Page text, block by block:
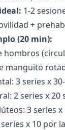
1-2
+
(20 min):
hombros
manguito
3 series x
2 series x
3 series x
x 10 por